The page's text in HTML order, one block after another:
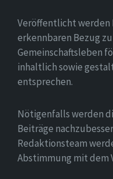
Veröffentlicht werden
erkennbaren Bezug
Gemeinschaftsleben
inhaltlich sowie
entsprechen.
Nötigenfalls werden
Beiträge
Redaktionsteam
Abstimmung mit dem